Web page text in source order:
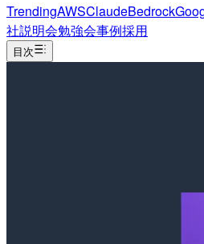
TrendingAWSClaudeBedrock
社説明会勉強会事例採用
目次